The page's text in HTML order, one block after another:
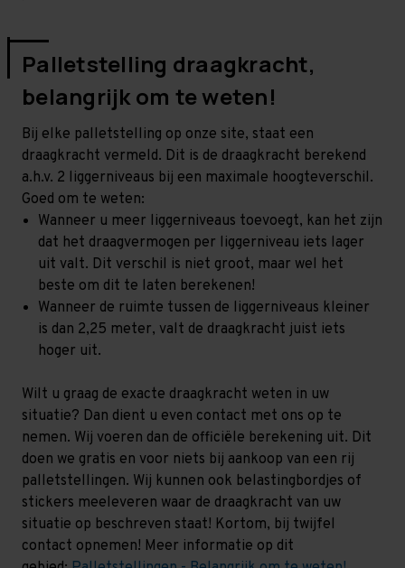
Palletstelling draagkracht,
belangrijk om te weten!
Bij elke palletstelling op onze site, staat een
draagkracht vermeld. Dit is de draagkracht berekend
a.h.v. 2 liggerniveaus bij een maximale hoogteverschil.
Goed om te weten:
Wanneer u meer liggerniveaus toevoegt, kan het zijn
dat het draagvermogen per liggerniveau iets lager
uit valt. Dit verschil is niet groot, maar wel het
beste om dit te laten berekenen!
Wanneer de ruimte tussen de liggerniveaus kleiner
is dan 2,25 meter, valt de draagkracht juist iets
hoger uit.
Wilt u graag de exacte draagkracht weten in uw
situatie? Dan dient u even contact met ons op te
nemen. Wij voeren dan de officiële berekening uit. Dit
doen we gratis en voor niets bij aankoop van een rij
palletstellingen. Wij kunnen ook belastingbordjes of
stickers meeleveren waar de draagkracht van uw
situatie op beschreven staat! Kortom, bij twijfel
contact opnemen! Meer informatie op dit